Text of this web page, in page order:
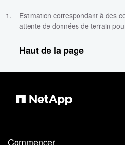
Estimation correspondant à des
attente de données de terrain
Haut de la page
Commencer